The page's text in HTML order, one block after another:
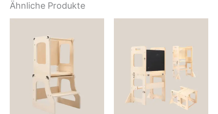
Ähnliche Produkte